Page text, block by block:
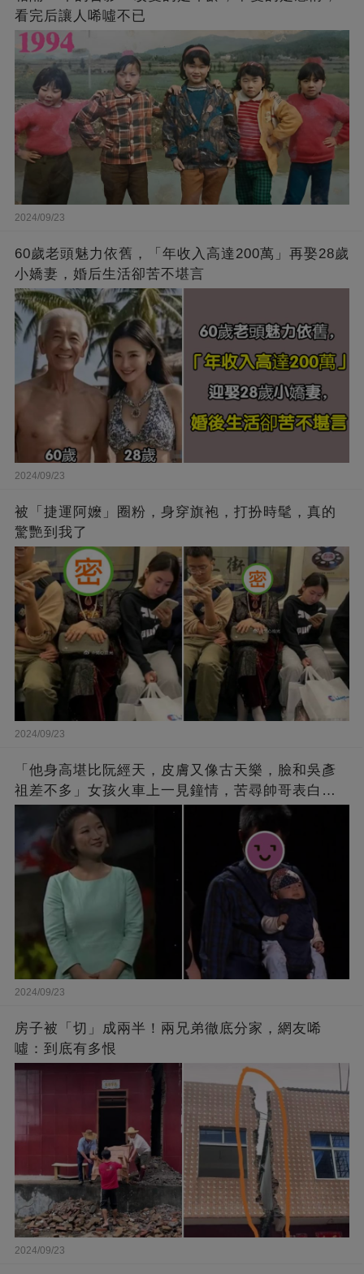
看完后讓人唏噓不已
2024/09/23
60歲老頭魅力依舊，「年收入高達200萬」再娶28歲
小嬌妻，婚后生活卻苦不堪言
2024/09/23
被「捷運阿嬤」圈粉，身穿旗袍，打扮時髦，真的
驚艷到我了
2024/09/23
「他身高堪比阮經天，皮膚又像古天樂，臉和吳彥
祖差不多」女孩火車上一見鐘情，苦尋帥哥表白，
最后卻尷尬不已
2024/09/23
房子被「切」成兩半！兩兄弟徹底分家，網友唏
噓：到底有多恨
2024/09/23